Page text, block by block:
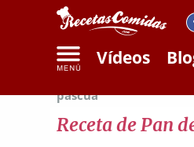
Vídeos
pascua
Receta de Pan